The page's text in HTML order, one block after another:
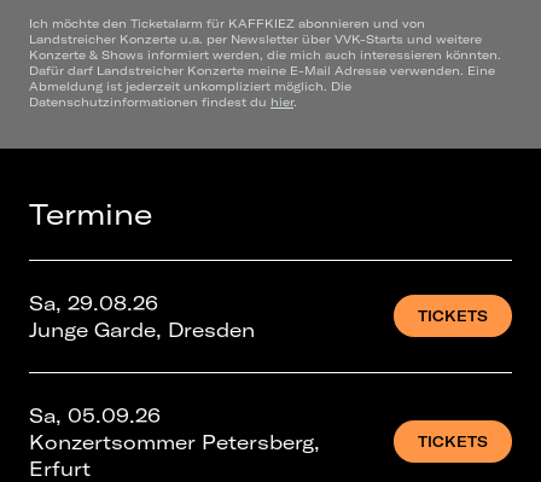
Ich möchte den Ticketalarm für KAFFKIEZ abonnieren und von
Landstreicher Konzerte u.a. per Newsletter über VVK-Starts und weitere
Konzerte & Shows informiert werden, die mich auch interessieren könnten.
Dafür darf Landstreicher Konzerte meine E-Mail Adresse verwenden. Eine
Abmeldung ist jederzeit unkompliziert möglich. Die
Datenschutzinformationen findest du hier.
Termine
Sa, 29.08.26
Junge Garde, Dresden
TICKETS
Sa, 05.09.26
Konzertsommer Petersberg,
Erfurt
TICKETS